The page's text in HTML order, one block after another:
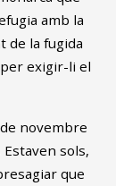
amb la
de la fugida
exigir-li el
novembre
sols,
que